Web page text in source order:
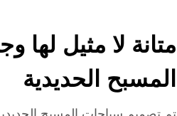
متانة لا مثيل لها
المسبح الحديدية